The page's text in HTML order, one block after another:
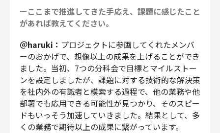
ーここまで推進してきた手応え、課題に感じたこと
があれば教えてください。
＠haruki： プロジェクトに参画してくれたメンバ
ーのおかげで、想像以上の成果を上げることができ
ました。当初、7つの分科会で目標とマイルストー
ンを設定しましたが、課題に対する技術的な解決策
を社内外の有識者と模索する過程で、他の業務や他
部署でも応用できる可能性が見つかり、そのスピー
ドもいっそう加速していきました。結果として、多
くの業務で期待以上の成果に繋がっています。